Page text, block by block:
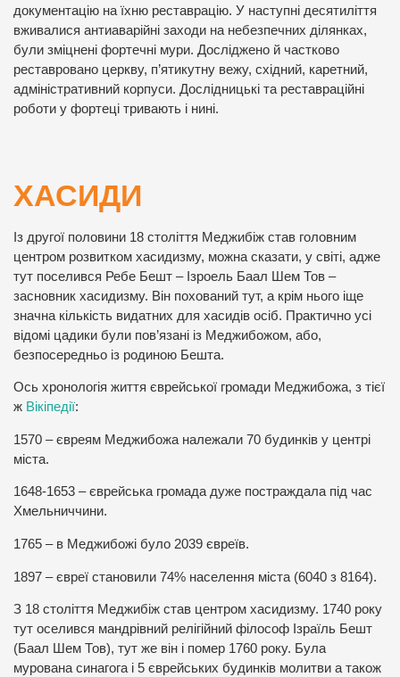
документацію на їхню реставрацію. У наступні десятиліття
вживалися антиаварійні заходи на небезпечних ділянках,
були зміцнені фортечні мури. Досліджено й частково
реставровано церкву, п’ятикутну вежу, східний, каретний,
адміністративний корпуси. Дослідницькі та реставраційні
роботи у фортеці тривають і нині.
ХАСИДИ
Із другої половини 18 століття Меджибіж став головним
центром розвитком хасидизму, можна сказати, у світі, адже
тут поселився Ребе Бешт – Ізроель Баал Шем Тов –
засновник хасидизму. Він похований тут, а крім нього іще
значна кількість видатних для хасидів осіб. Практично усі
відомі цадики були пов’язані із Меджибожом, або,
безпосередньо із родиною Бешта.
Ось хронологія життя єврейської громади Меджибожа, з тієї
ж Вікіпедії:
1570 – євреям Меджибожа належали 70 будинків у центрі
міста.
1648-1653 – єврейська громада дуже постраждала під час
Хмельниччини.
1765 – в Меджибожі було 2039 євреїв.
1897 – євреї становили 74% населення міста (6040 з 8164).
З 18 століття Меджибіж став центром хасидизму. 1740 року
тут оселився мандрівний релігійний філософ Ізраїль Бешт
(Баал Шем Тов), тут же він і помер 1760 року. Була
мурована синагога і 5 єврейських будинків молитви а також